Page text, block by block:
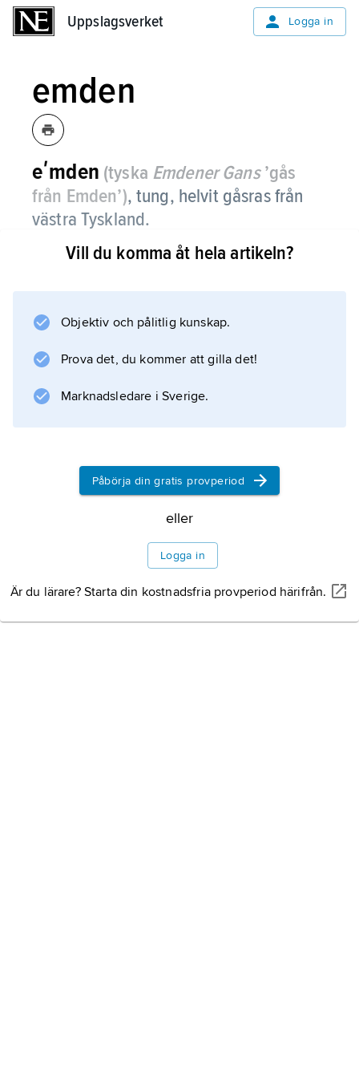
Uppslagsverket Logga in
emden
eʹmden (tyska Emdener Gans’gås
från Emden’),tung, helvit gåsras från
västra Tyskland.
Emden och dess avläggare är den
Nordamerika.
Information om artikeln
Vill du komma åt hela artikeln?
Objektiv och pålitlig kunskap.
Prova det, du kommer att gilla det!
Marknadsledare i Sverige.
Påbörja din gratis provperiod
eller
Logga in
Är du lärare? Starta din kostnadsfria provperiod härifrån.